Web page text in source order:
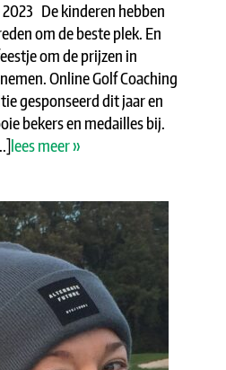
De kinderen hebben
om de beste plek. En
om de prijzen in
Online Golf Coaching
gesponseerd dit jaar en
bekers en medailles bij.
lees meer »